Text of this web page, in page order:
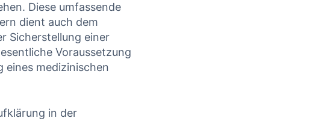
Diese⁤ umfassende
dient auch dem
Sicherstellung einer‌
Voraussetzung
medizinischen
in der